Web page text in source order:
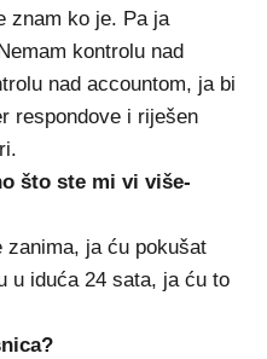
znam ko je. Pa ja
kontrolu nad
nad accountom, ja bi
respondove i riješen
što ste mi vi više-
ja ću pokušat
u iduća 24 sata, ja ću to